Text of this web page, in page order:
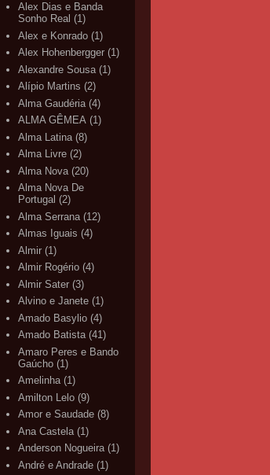
Alex Dias e Banda
Sonho Real (1)
Alex e Konrado (1)
Alex Hohenbergger (1)
Alexandre Sousa (1)
Alípio Martins (2)
Alma Gaudéria (4)
ALMA GÊMEA (1)
Alma Latina (8)
Alma Livre (2)
Alma Nova (20)
Alma Nova De
Portugal (2)
Alma Serrana (12)
Almas Iguais (4)
Almir (1)
Almir Rogério (4)
Almir Sater (3)
Alvino e Janete (1)
Amado Basylio (4)
Amado Batista (41)
Amaro Peres e Bando
Gaúcho (1)
Amelinha (1)
Amilton Lelo (9)
Amor e Saudade (8)
Ana Castela (1)
Anderson Nogueira (1)
André e Andrade (1)